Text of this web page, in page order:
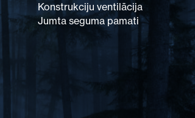
Konstrukciju ventilācija
Jumta seguma pamati